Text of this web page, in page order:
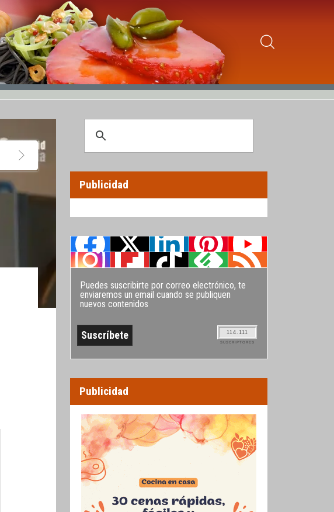
Publicidad
Puedes suscribirte por correo electrónico, te
enviaremos un email cuando se publiquen
nuevos contenidos
114.111
SUSCRIPTORES
Publicidad